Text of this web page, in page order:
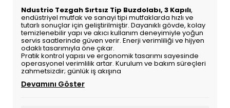
Ndustrio Tezgah Sırtsız Tip Buzdolabı, 3 Kapılı,
endüstriyel mutfak ve sanayi tipi mutfaklarda hızlı ve
tutarlı sonuçlar için geliştirilmiştir. Dayanıklı gövde, kolay
temizlenebilir yapı ve akıcı kullanım deneyimiyle yoğun
servis saatlerinde güven verir. Enerji verimliliği ve hijyen
odaklı tasarımıyla öne çıkar.
Pratik kontrol yapısı ve ergonomik tasarımı sayesinde
operasyonel verimlilik artar. Kurulum ve bakım süreçleri
zahmetsizdir; günlük iş akışına
Devamını Göster